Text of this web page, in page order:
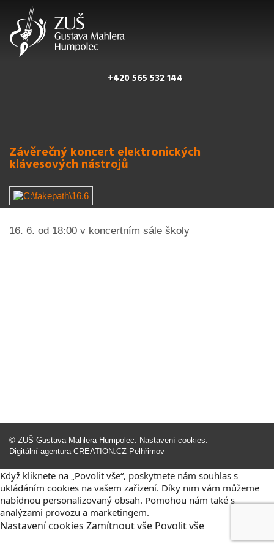
+420 565 532 144
Závěrečný koncert elektronických
klávesových nástrojů
16. 6. od 18:00 v koncertním sále školy
© ZUŠ Gustava Mahlera Humpolec. Nastavení cookies.
Digitální agentura CREATION.CZ Pelhřimov
Když kliknete na „Povolit vše“, poskytnete nám souhlas s
ukládáním cookies na vašem zařízení. Díky nim vám můžeme
nabídnou personalizovaný obsah. Pomohou nám také s
analýzami provozu a marketingem.
Nastavenícookies Zamítnoutvše Povolitvše